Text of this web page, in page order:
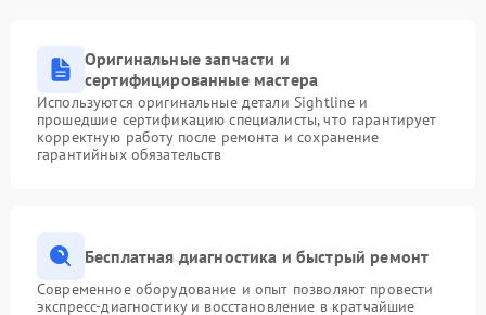
Оригинальные запчасти и
сертифицированные мастера
Используются оригинальные детали Sightline и
прошедшие сертификацию специалисты, что гарантирует
корректную работу после ремонта и сохранение
гарантийных обязательств
Бесплатная диагностика и быстрый ремонт
Современное оборудование и опыт позволяют провести
экспресс-диагностику и восстановление в кратчайшие